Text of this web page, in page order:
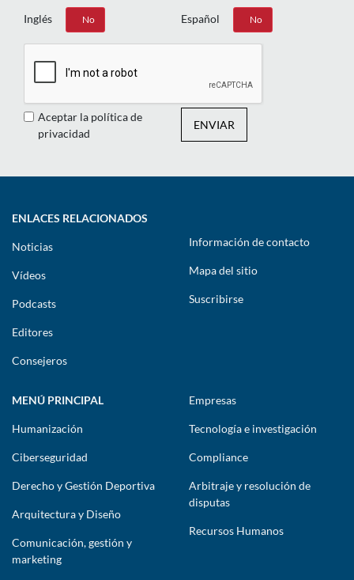
Inglés
Sí No Español
Sí No
Aceptar la política de
privacidad
ENVIAR
ENLACES RELACIONADOS
Noticias
Vídeos
Podcasts
Editores
Consejeros
Información de contacto
Mapa del sitio
Suscribirse
MENÚ PRINCIPAL
Humanización
Ciberseguridad
Derecho y Gestión Deportiva
Arquitectura y Diseño
Comunicación, gestión y
marketing
Empresas
Tecnología e investigación
Compliance
Arbitraje y resolución de
disputas
Recursos Humanos